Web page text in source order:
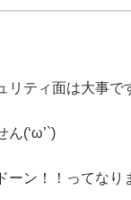
リティ面は大事で
ん(‘ω’`)
ーン！！ってなり